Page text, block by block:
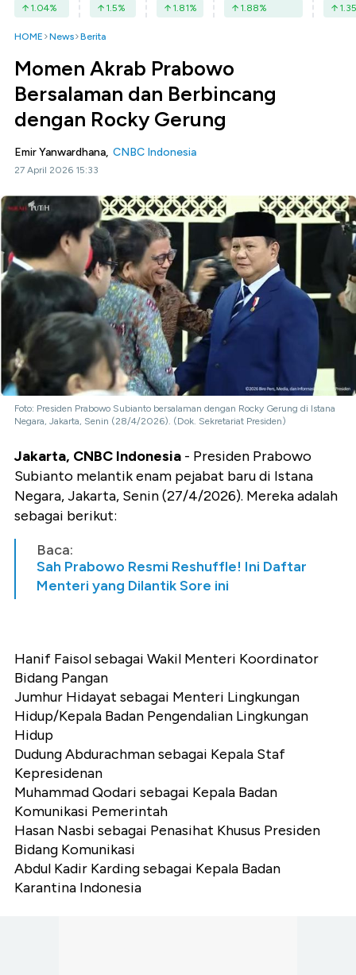
1.04% 1.5% 1.81% 1.88% 1.35
HOME News Berita
Momen Akrab Prabowo
Bersalaman dan Berbincang
dengan Rocky Gerung
Emir Yanwardhana, CNBC Indonesia
27 April 2026 15:33
Foto: Presiden Prabowo Subianto bersalaman dengan Rocky Gerung di Istana
Negara, Jakarta, Senin (28/4/2026). (Dok. Sekretariat Presiden)
Jakarta, CNBC Indonesia - Presiden Prabowo
Subianto melantik enam pejabat baru di Istana
Negara, Jakarta, Senin (27/4/2026). Mereka adalah
sebagai berikut:
Baca:
Sah Prabowo Resmi Reshuffle! Ini Daftar
Menteri yang Dilantik Sore ini
Hanif Faisol sebagai Wakil Menteri Koordinator
Bidang Pangan
Jumhur Hidayat sebagai Menteri Lingkungan
Hidup/Kepala Badan Pengendalian Lingkungan
Hidup
Dudung Abdurachman sebagai Kepala Staf
Kepresidenan
Muhammad Qodari sebagai Kepala Badan
Komunikasi Pemerintah
Hasan Nasbi sebagai Penasihat Khusus Presiden
Bidang Komunikasi
Abdul Kadir Karding sebagai Kepala Badan
Karantina Indonesia